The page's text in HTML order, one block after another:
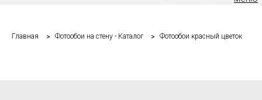
Главная Фотообои на стену - Каталог Фотообои красный цветок